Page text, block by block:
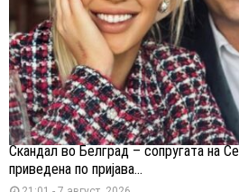
Скандал во Белград – сопругата на
приведена по пријава...